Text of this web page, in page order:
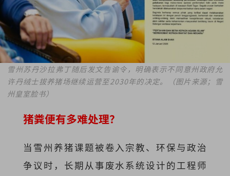
雪州苏丹沙拉弗丁随后发文告谕令，明确表示不同意州政府允
许丹绒士拔养猪场继续运营至2030年的决定。（图片来源；雪
州皇室脸书）
猪粪便有多难处理？
当雪州养猪课题被卷入宗教、环保与政治
争议时，长期从事废水系统设计的工程师